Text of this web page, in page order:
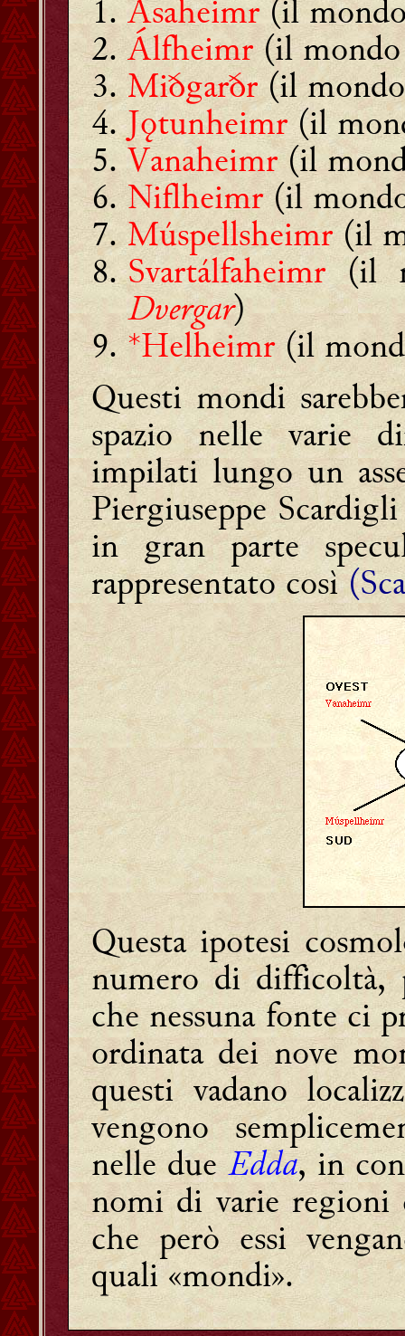
Ásaheimr(il
Álfheimr(il
Miðgarðr(il
Jǫtunheimr(il
Vanaheimr(il
Niflheimr(il
Múspellsheimr(il
Svartálfaheimr(il
Dvergar)
*Helheimr(il
Questi mondi
spazio nelle varie
impilati lungo un
Piergiuseppe
in gran parte
rappresentato così
Questa ipotesi
numero di
che nessuna fonte ci
ordinata dei nove
questi vadano
vengono
nelle dueEdda, in
nomi di varie regioni
che però essi
quali «mondi».